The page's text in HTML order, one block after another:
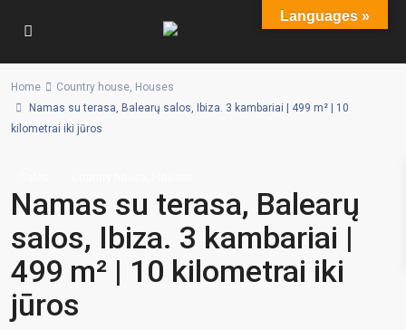
Home Country house, Houses
Namas su terasa, Balearų salos, Ibiza. 3 kambariai | 499 m² | 10
kilometrai iki jūros
Namas su terasa, Balearų
salos, Ibiza. 3 kambariai |
499 m² | 10 kilometrai iki
jūros
Languages »